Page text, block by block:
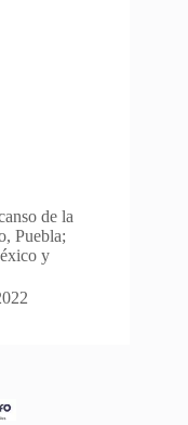
de la
Puebla;
y